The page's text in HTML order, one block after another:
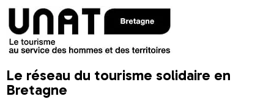
Le réseau du tourisme solidaire en
Bretagne